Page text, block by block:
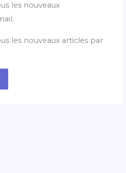
les nouveaux
les nouveaux articles par